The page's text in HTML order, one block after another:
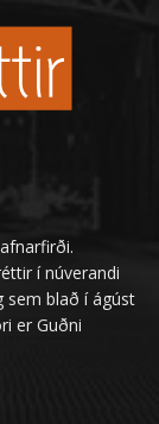
í núverandi
sem blað í ágúst
er Guðni